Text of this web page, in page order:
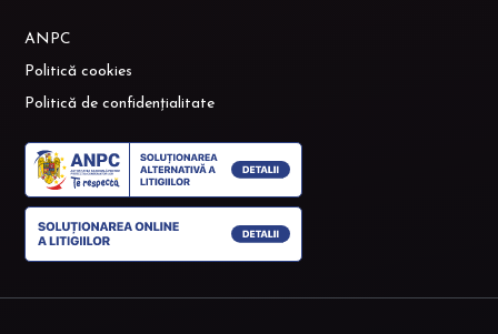
ANPC
Politică cookies
Politică de confidențialitate